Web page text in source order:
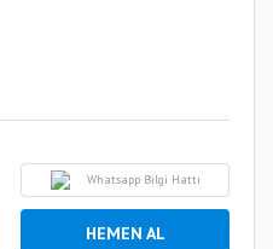
Whatsapp Bilgi Hattı
HEMEN AL